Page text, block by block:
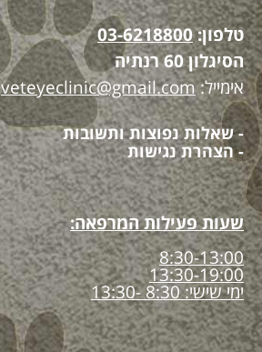
טלפון:03-6218800
הסיגלון 60 רנתיה
אימייל:veteyeclinic@gmail.com
- שאלות נפוצות ותשובות
- הצהרת נגישות
שעות פעילות המרפאה:
8:30-13:00
13:30-19:00
ימי שישי: 8:30 -13:30